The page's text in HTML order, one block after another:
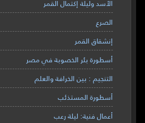
الصرع
إنشقاق القمر
أسطورة بئر الخصوبة في مصر
التنجيم : بين الخرافة والعلم
أسطورة المستذئب
أعمال فنية: ليلة رعب